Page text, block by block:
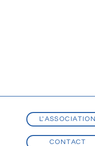
L'ASSOCIATION
CONTACT